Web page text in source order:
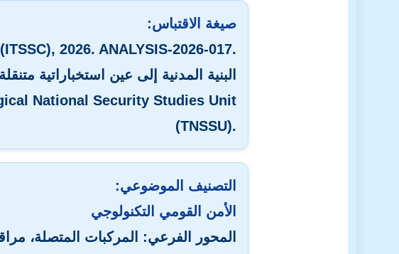
صيغة الاقتباس:
2026. ANALYSIS-2026-017.
البنية المدنية إلى عين استخباراتية متنقلة
National Security Studies Unit
(TNSSU).
التصنيف الموضوعي:
الأمن القومي التكنولوجي
المحور الفرعي: المركبات المتصلة،